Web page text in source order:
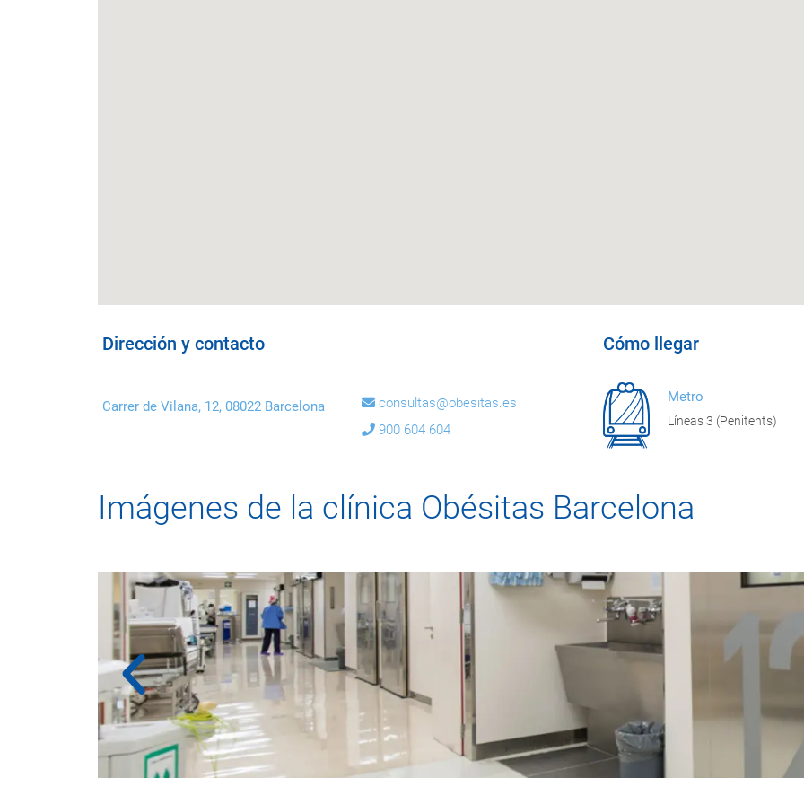
Dirección y contacto
Carrer de Vilana, 12, 08022 Barcelona
consultas@obesitas.es
900 604 604
Cómo llegar
Metro
Líneas 3 (Penitents)
Imágenes de la clínica Obésitas Barcelona